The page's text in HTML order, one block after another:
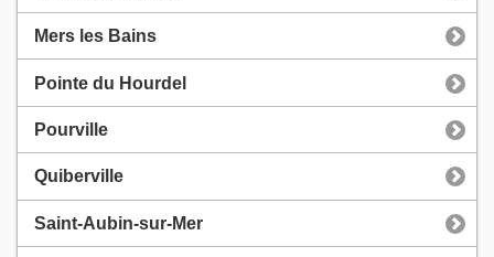
Mers les Bains
Pointe du Hourdel
Pourville
Quiberville
Saint-Aubin-sur-Mer